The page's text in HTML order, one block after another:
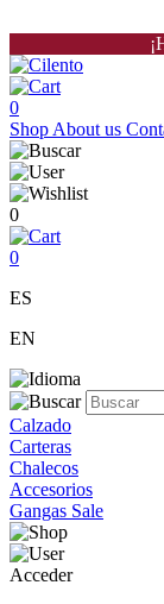
0
Shop About us
0
0
ES
EN
Calzado
Carteras
Chalecos
Accesorios
Gangas Sale
Acceder